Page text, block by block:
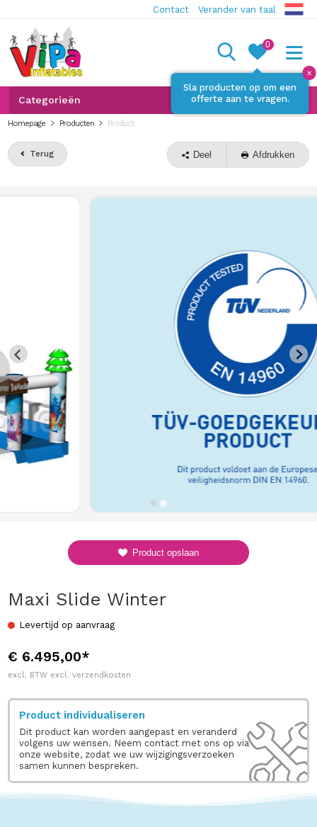
Contact Verander van taal
0
Sla producten op om een
offerte aan te vragen.
✕
Categorieën
Homepage Producten Product
Terug Deel Afdrukken
Maxi Slide Winter
Levertijd op aanvraag
€ 6.495,00*
excl. BTW excl. verzendkosten
Product individualiseren
Dit product kan worden aangepast en veranderd
volgens uw wensen. Neem contact met ons op via
onze website, zodat we uw wijzigingsverzoeken
samen kunnen bespreken.
Product opslaan